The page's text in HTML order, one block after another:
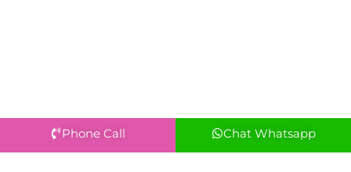
Phone Call Chat Whatsapp